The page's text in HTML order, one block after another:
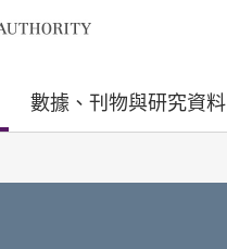
數據、刊物與研究資料